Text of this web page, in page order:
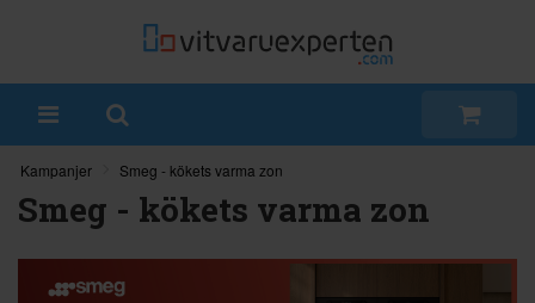
Kampanjer Smeg - kökets varma zon
Smeg - kökets varma zon